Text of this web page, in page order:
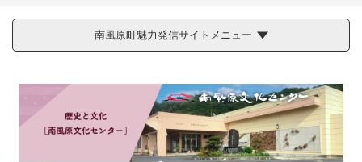
南風原町魅力発信サイトメニュー